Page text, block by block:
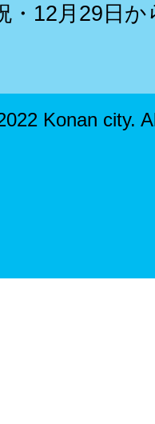
・12月29日
Konan city.